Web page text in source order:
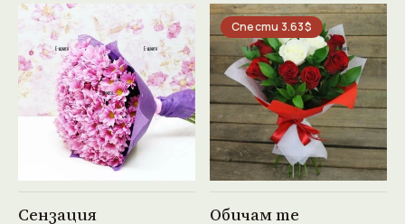
Сензация
Спести 3.63$
Обичам те